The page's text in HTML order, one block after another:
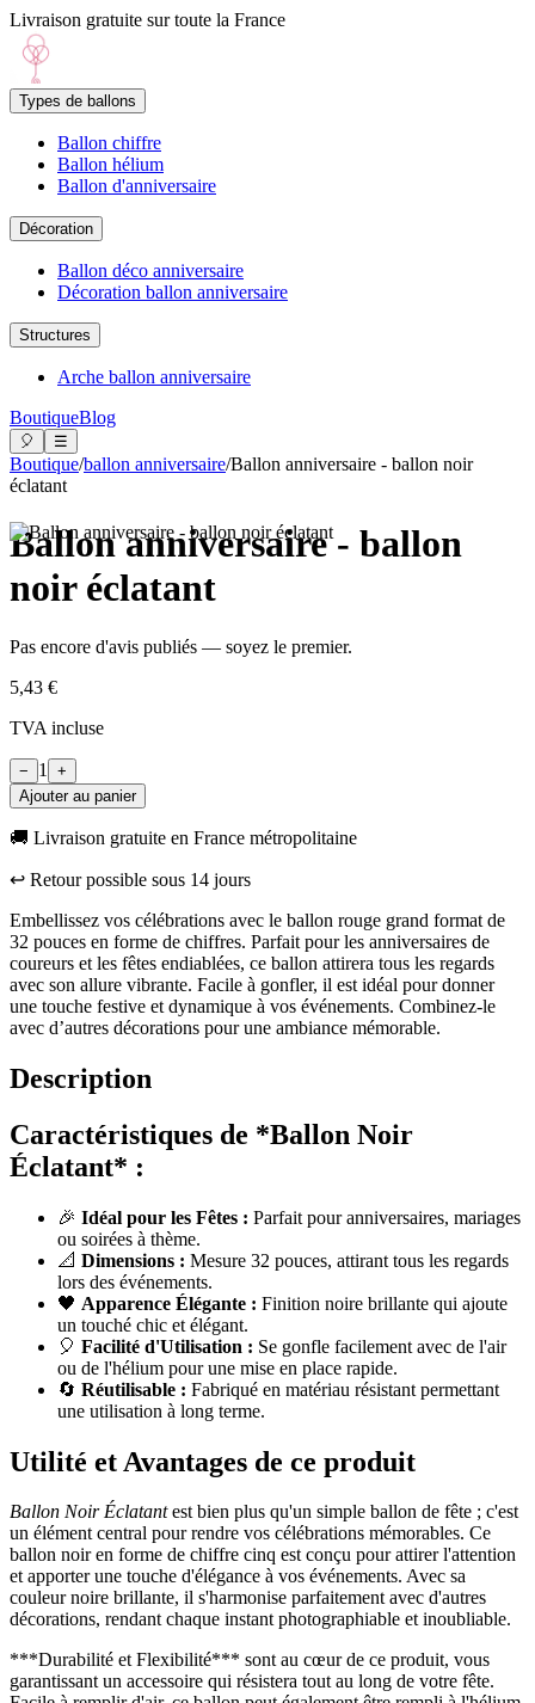
Livraison gratuite sur toute la France
Types de ballons
Ballon chiffre
Ballon hélium
Ballon d'anniversaire
Décoration
Ballon déco anniversaire
Décoration ballon anniversaire
Structures
Arche ballon anniversaire
BoutiqueBlog
🎈 ☰
Boutique/ballon anniversaire/Ballon anniversaire - ballon noir
éclatant
Ballon anniversaire - ballon
noir éclatant
Pas encore d'avis publiés — soyez le premier.
5,43 €
TVA incluse
− 1
+
Ajouter au panier
🚚 Livraison gratuite en France métropolitaine
↩︎ Retour possible sous 14 jours
Embellissez vos célébrations avec le ballon rouge grand format de
32 pouces en forme de chiffres. Parfait pour les anniversaires de
coureurs et les fêtes endiablées, ce ballon attirera tous les regards
avec son allure vibrante. Facile à gonfler, il est idéal pour donner
une touche festive et dynamique à vos événements. Combinez-le
avec d’autres décorations pour une ambiance mémorable.
Description
Caractéristiques de *Ballon Noir
Éclatant* :
🎉 Idéal pour les Fêtes : Parfait pour anniversaires, mariages
ou soirées à thème.
📐 Dimensions : Mesure 32 pouces, attirant tous les regards
lors des événements.
🖤 Apparence Élégante : Finition noire brillante qui ajoute
un touché chic et élégant.
🎈 Facilité d'Utilisation : Se gonfle facilement avec de l'air
ou de l'hélium pour une mise en place rapide.
🔄 Réutilisable : Fabriqué en matériau résistant permettant
une utilisation à long terme.
Utilité et Avantages de ce produit
Ballon Noir Éclatantest bien plus qu'un simple ballon de fête ; c'est
un élément central pour rendre vos célébrations mémorables. Ce
ballon noir en forme de chiffre cinq est conçu pour attirer l'attention
et apporter une touche d'élégance à vos événements. Avec sa
couleur noire brillante, il s'harmonise parfaitement avec d'autres
décorations, rendant chaque instant photographiable et inoubliable.
***Durabilité et Flexibilité*** sont au cœur de ce produit, vous
garantissant un accessoire qui résistera tout au long de votre fête.